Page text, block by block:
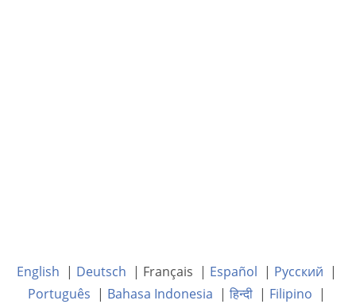
English | Deutsch | Français | Español | Русский |
Português | Bahasa Indonesia |हिन्दी| Filipino |